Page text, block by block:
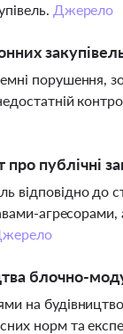
Джерело
порушення,
публічні
відповідно до
блочно-
на
норм та